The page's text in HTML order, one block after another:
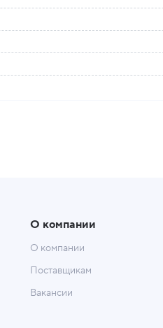
О компании
О компании
Поставщикам
Вакансии